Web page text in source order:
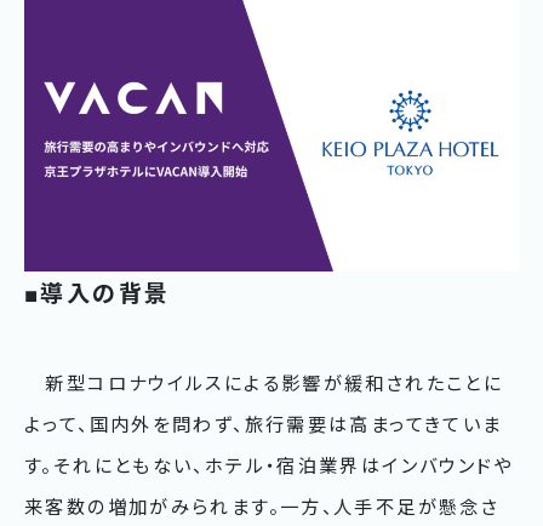
■導入の背景
新型コロナウイルスによる影響が緩和されたことに
よって、国内外を問わず、旅行需要は高まってきていま
す。それにともない、ホテル・宿泊業界はインバウンドや
来客数の増加がみられます。一方、人手不足が懸念さ